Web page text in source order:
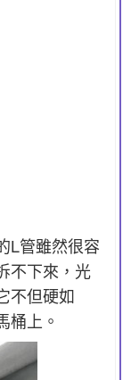
L管雖然很容
不下來，光
不但硬如
桶上。